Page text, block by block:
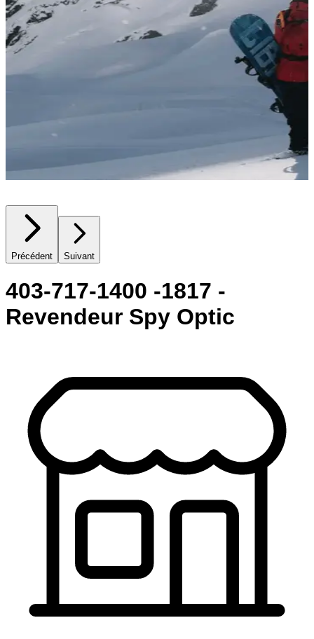
Précédent Suivant
403-717-1400 -1817 -
Revendeur Spy Optic